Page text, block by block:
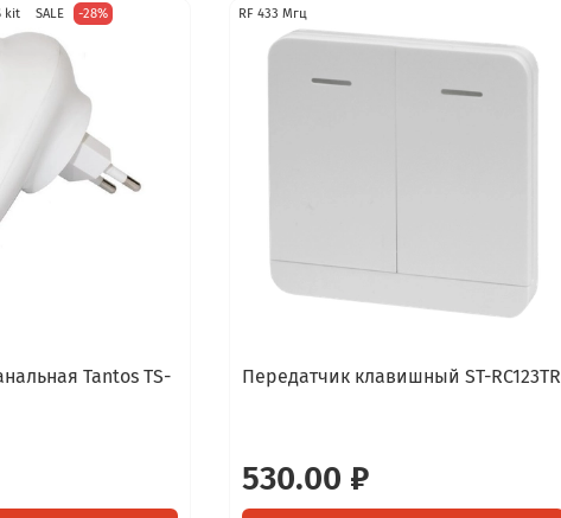
kit SALE -28%
Tantos TS-
RF 433 Мгц
Передатчик клавишный ST-RC123TR
530.00 ₽